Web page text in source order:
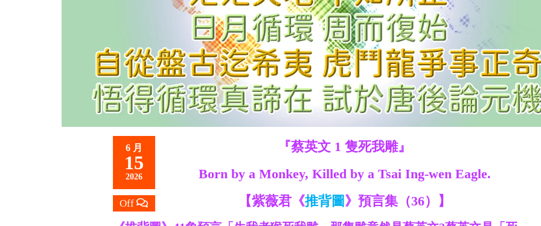
6 月
15
2026
Off
『蔡英文 1 隻死我雕』
Born by a Monkey, Killed by a Tsai Ing-wen Eagle.
【紫薇君《推背圖》預言集（36）】